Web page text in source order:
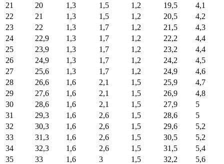
21
20 1,3 1,5 1,2 19,5
4,1
22
21 1,3 1,5 1,2 20,5
4,2
23
22 1,3 1,7 1,2 21,5
4,3
24
22,9 1,3 1,7 1,2 22,2
4,4
25
23,9 1,3 1,7 1,2 23,2
4,4
26
24,9 1,3 1,7 1,2 24,2
4,5
27
25,6 1,3 1,7 1,2 24,9
4,6
28
26,6 1,6 2,1 1,5 25,9
4,7
29
27,6 1,6 2,1 1,5 26,9
4,8
30
28,6 1,6 2,1 1,5 27,9
5
31
29,3 1,6 2,6 1,5 28,6
5
32
30,3 1,6 2,6 1,5 29,6
5,2
33
31,3 1,6 2,6 1,5 30,5
5,2
34
32,3 1,6 2,6 1,5 31,5
5,4
35
33 1,6 3 1,5 32,2
5,6